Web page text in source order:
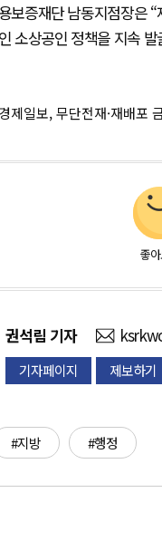
보증재단 남동지점장은
소상공인 정책을 지속
일보, 무단전재·재배포
좋
권석림 기자
기자페이지 제보하기
#지방 #행정